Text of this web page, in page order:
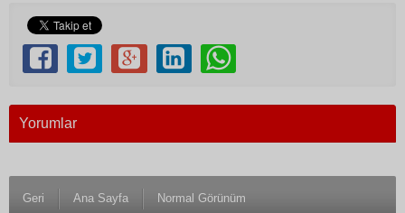
Yorumlar
Geri Ana Sayfa Normal Görünüm